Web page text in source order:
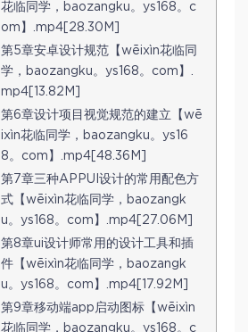
花临同学，baozangku。ys168。c
om】.mp4[28.30M]
第5章安卓设计规范【wēixìn花临同
学，baozangku。ys168。com】.
mp4[13.82M]
第6章设计项目视觉规范的建立【wē
ixìn花临同学，baozangku。ys16
8。com】.mp4[48.36M]
第7章三种APPUI设计的常用配色方
式【wēixìn花临同学，baozangk
u。ys168。com】.mp4[27.06M]
第8章ui设计师常用的设计工具和插
件【wēixìn花临同学，baozangk
u。ys168。com】.mp4[17.92M]
第9章移动端app启动图标【wēixìn
花临同学，baozangku。ys168。c